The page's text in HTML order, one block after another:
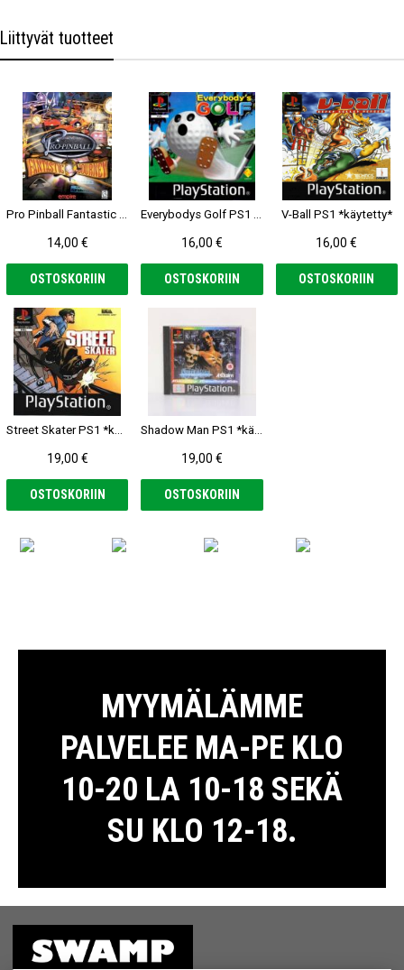
Liittyvät tuotteet
14,00 €
OSTOSKORIIN
16,00 €
OSTOSKORIIN
V-Ball PS1 *käytetty*
16,00 €
OSTOSKORIIN
19,00 €
OSTOSKORIIN
19,00 €
OSTOSKORIIN
MYYMÄLÄMME
PALVELEE MA-PE KLO
10-20 LA 10-18 SEKÄ
SU KLO 12-18.